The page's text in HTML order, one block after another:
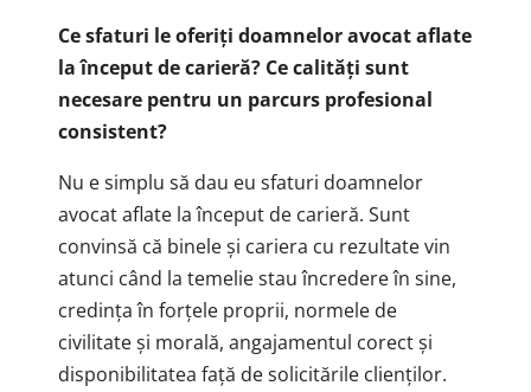
Ce sfaturi le oferiţi doamnelor avocat aflate
la început de carieră? Ce calități sunt
necesare pentru un parcurs profesional
consistent?
Nu e simplu să dau eu sfaturi doamnelor
avocat aflate la început de carieră. Sunt
convinsă că binele și cariera cu rezultate vin
atunci când la temelie stau încredere în sine,
credința în forțele proprii, normele de
civilitate și morală, angajamentul corect și
disponibilitatea față de solicitările clienților.